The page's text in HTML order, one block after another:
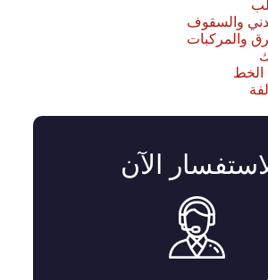
والسقوف
والمركبات
الآن